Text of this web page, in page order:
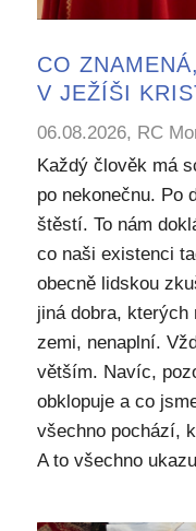
CO
V JEŽÍŠI
06.08.2026, RC
Každý člověk má
po nekonečnu. Po
štěstí. To nám
co naši existenci
obecně lidskou
jiná dobra, kterých
zemi, nenaplní.
větším. Navíc,
obklopuje a co
všechno pochází,
A to všechno